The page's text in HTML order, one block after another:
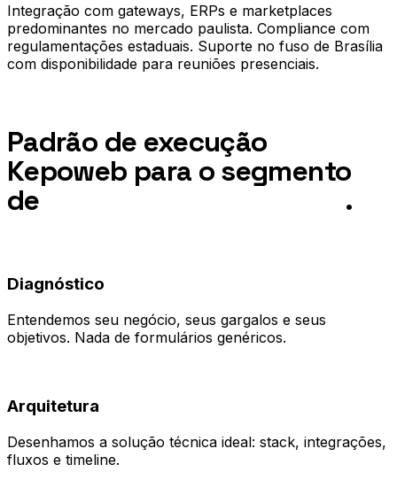
Integração com gateways, ERPs e marketplaces
predominantes no mercado paulista. Compliance com
regulamentações estaduais. Suporte no fuso de Brasília
com disponibilidade para reuniões presenciais.
Padrão de execução
Kepoweb para o segmento
de
.
Diagnóstico
Entendemos seu negócio, seus gargalos e seus
objetivos. Nada de formulários genéricos.
Arquitetura
Desenhamos a solução técnica ideal: stack, integrações,
fluxos e timeline.